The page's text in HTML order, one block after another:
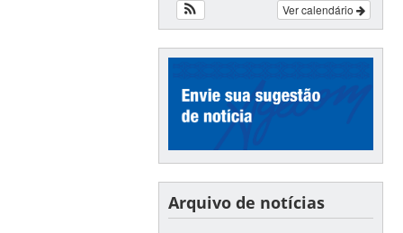
Ver calendário
Arquivo de notícias